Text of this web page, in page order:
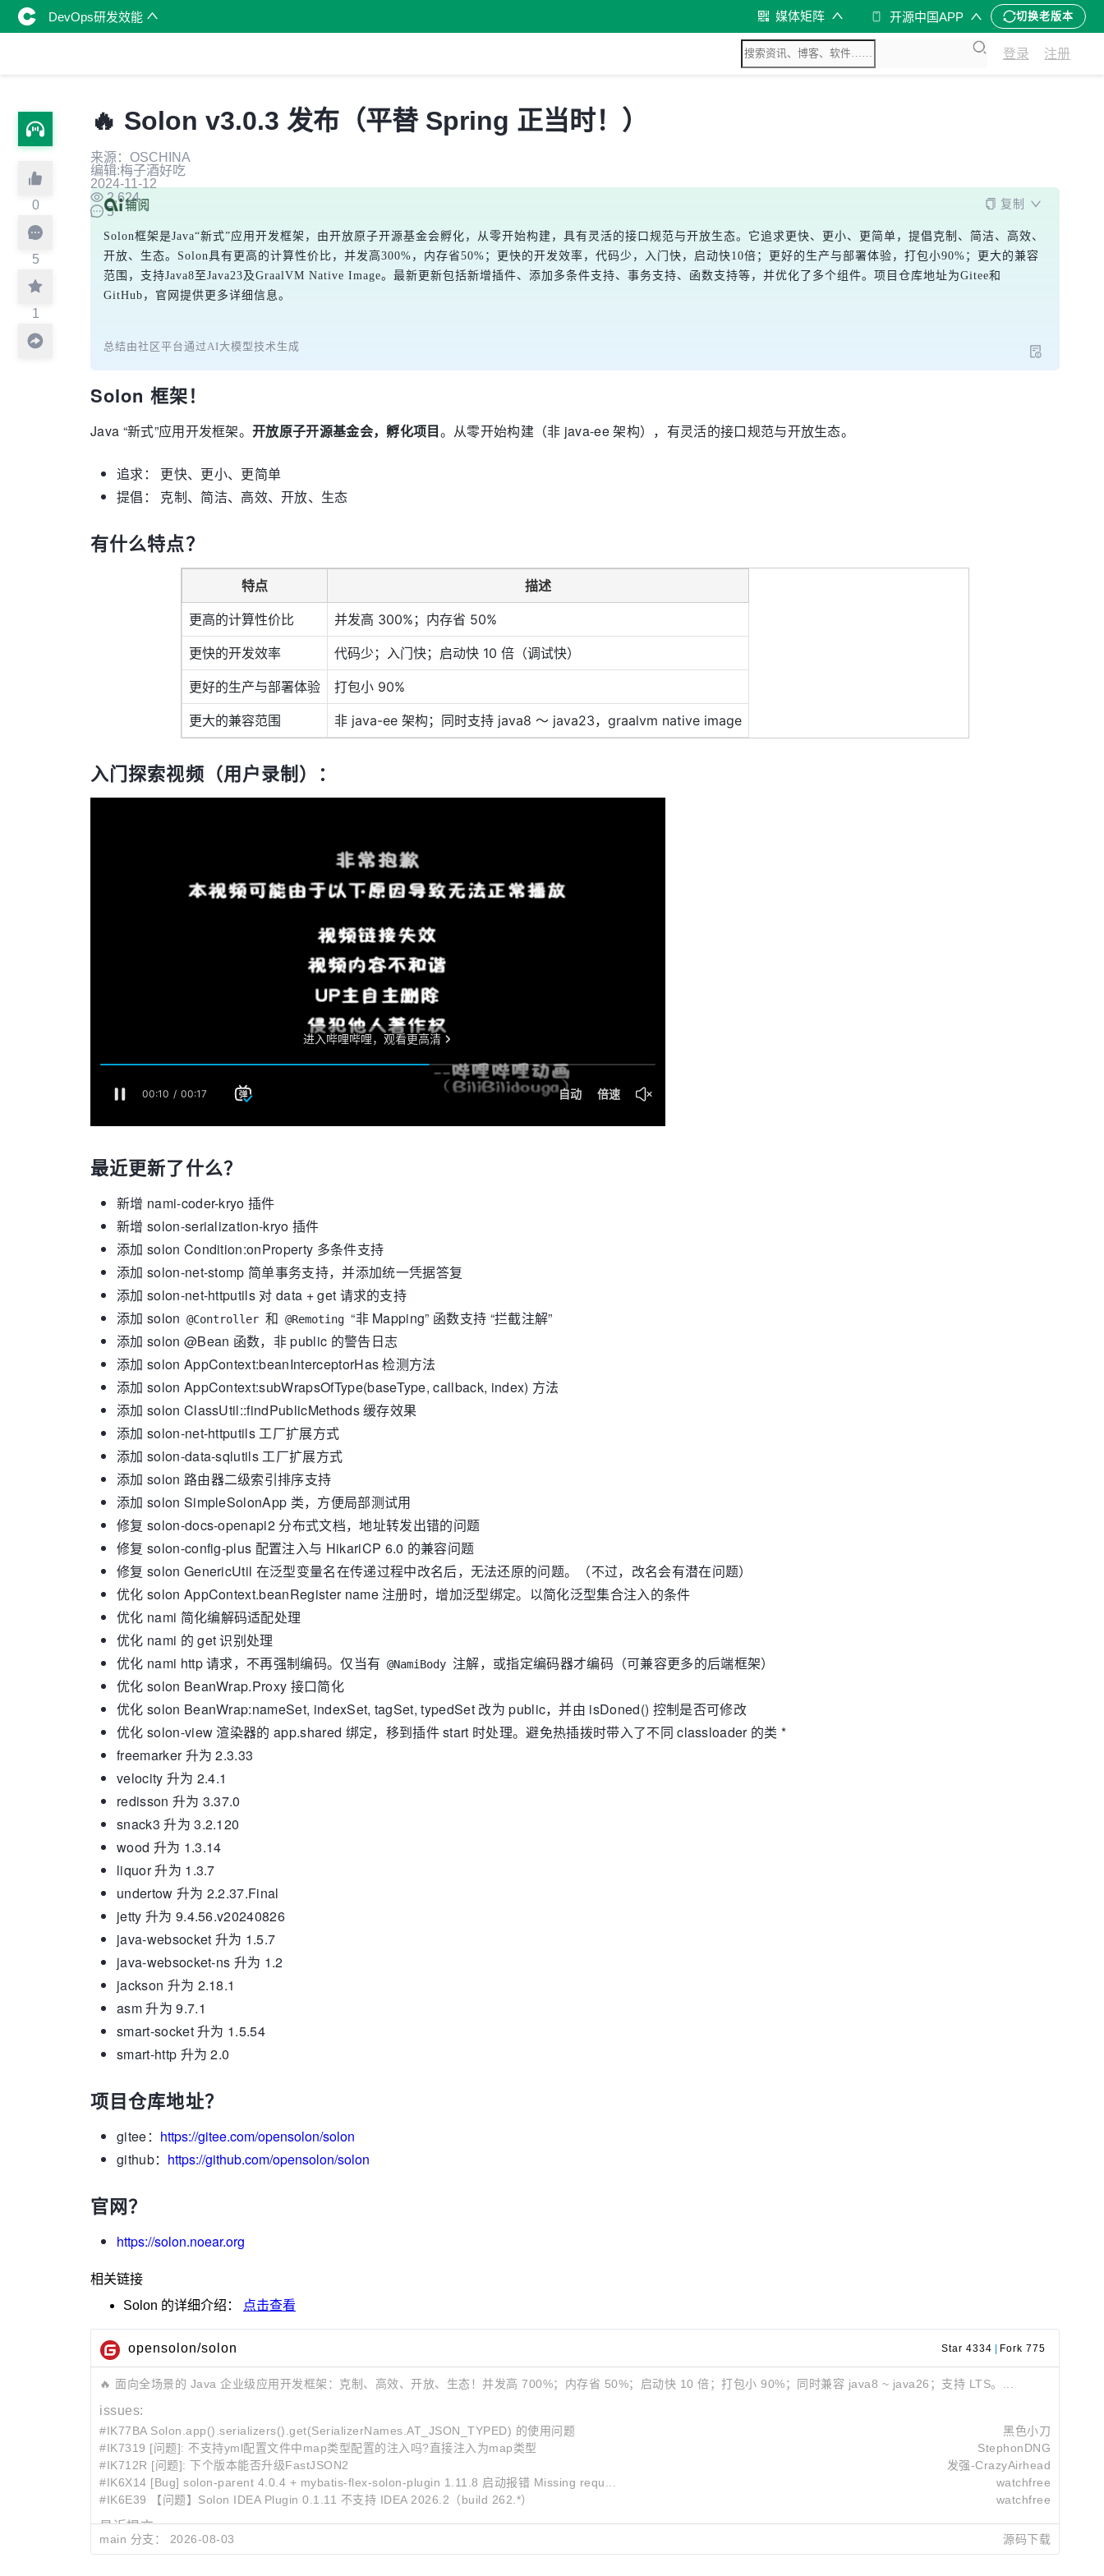
DevOps研发效能 媒体矩阵 开源中国APP 切换老版本
登录 注册
0
5
1
🔥 Solon v3.0.3 发布（平替 Spring 正当时！）
来源：OSCHINA
编辑:梅子酒好吃
2024-11-12
2,624
5
复制
Solon框架是Java“新式”应用开发框架，由开放原子开源基金会孵化，从零开始构建，具有灵活的接口规范与开放生态。它追求更快、更小、更简单，提倡克制、简洁、高效、
开放、生态。Solon具有更高的计算性价比，并发高300%，内存省50%；更快的开发效率，代码少，入门快，启动快10倍；更好的生产与部署体验，打包小90%；更大的兼容
范围，支持Java8至Java23及GraalVM Native Image。最新更新包括新增插件、添加多条件支持、事务支持、函数支持等，并优化了多个组件。项目仓库地址为Gitee和
GitHub，官网提供更多详细信息。
总结由社区平台通过AI大模型技术生成
Solon 框架！
Java “新式”应用开发框架。开放原子开源基金会，孵化项目。从零开始构建（非 java-ee 架构），有灵活的接口规范与开放生态。
追求： 更快、更小、更简单
提倡： 克制、简洁、高效、开放、生态
有什么特点？
特点 描述
更高的计算性价比 并发高 300%；内存省 50%
更快的开发效率 代码少；入门快；启动快 10 倍（调试快）
更好的生产与部署体验 打包小 90%
更大的兼容范围 非 java-ee 架构；同时支持 java8 ～ java23，graalvm native image
入门探索视频（用户录制）：
最近更新了什么？
新增 nami-coder-kryo 插件
新增 solon-serialization-kryo 插件
添加 solon Condition:onProperty 多条件支持
添加 solon-net-stomp 简单事务支持，并添加统一凭据答复
添加 solon-net-httputils 对 data + get 请求的支持
添加 solon @Controller 和 @Remoting “非 Mapping” 函数支持 “拦截注解”
添加 solon @Bean 函数，非 public 的警告日志
添加 solon AppContext:beanInterceptorHas 检测方法
添加 solon AppContext:subWrapsOfType(baseType, callback, index) 方法
添加 solon ClassUtil::findPublicMethods 缓存效果
添加 solon-net-httputils 工厂扩展方式
添加 solon-data-sqlutils 工厂扩展方式
添加 solon 路由器二级索引排序支持
添加 solon SimpleSolonApp 类，方便局部测试用
修复 solon-docs-openapi2 分布式文档，地址转发出错的问题
修复 solon-config-plus 配置注入与 HikariCP 6.0 的兼容问题
修复 solon GenericUtil 在泛型变量名在传递过程中改名后，无法还原的问题。（不过，改名会有潜在问题）
优化 solon AppContext.beanRegister name 注册时，增加泛型绑定。以简化泛型集合注入的条件
优化 nami 简化编解码适配处理
优化 nami 的 get 识别处理
优化 nami http 请求，不再强制编码。仅当有 @NamiBody 注解，或指定编码器才编码（可兼容更多的后端框架）
优化 solon BeanWrap.Proxy 接口简化
优化 solon BeanWrap:nameSet, indexSet, tagSet, typedSet 改为 public，并由 isDoned() 控制是否可修改
优化 solon-view 渲染器的 app.shared 绑定，移到插件 start 时处理。避免热插拨时带入了不同 classloader 的类 *
freemarker 升为 2.3.33
velocity 升为 2.4.1
redisson 升为 3.37.0
snack3 升为 3.2.120
wood 升为 1.3.14
liquor 升为 1.3.7
undertow 升为 2.2.37.Final
jetty 升为 9.4.56.v20240826
java-websocket 升为 1.5.7
java-websocket-ns 升为 1.2
jackson 升为 2.18.1
asm 升为 9.7.1
smart-socket 升为 1.5.54
smart-http 升为 2.0
项目仓库地址？
gitee： https://gitee.com/opensolon/solon
github： https://github.com/opensolon/solon
官网？
https://solon.noear.org
相关链接
Solon 的详细介绍： 点击查看
opensolon/solon Star 4334 Fork 775
🔥 面向全场景的 Java 企业级应用开发框架：克制、高效、开放、生态！并发高 700%；内存省 50%；启动快 10 倍；打包小 90%；同时兼容 java8 ~ java26；支持 LTS。...
issues:
#IK77BA Solon.app().serializers().get(SerializerNames.AT_JSON_TYPED) 的使用问题
黑色小刀
#IK7319 [问题]: 不支持yml配置文件中map类型配置的注入吗?直接注入为map类型
StephonDNG
#IK712R [问题]: 下个版本能否升级FastJSON2
发强-CrazyAirhead
#IK6X14 [Bug] solon‑parent 4.0.4 + mybatis‑flex‑solon‑plugin 1.11.8 启动报错 Missing requ...
watchfree
#IK6E39 【问题】Solon IDEA Plugin 0.1.11 不支持 IDEA 2026.2（build 262.*）
watchfree
最近提交:
2e658c1b snack4 升为 4.0.58
2026-08-03 15:26
main 分支： 2026-08-03 源码下载